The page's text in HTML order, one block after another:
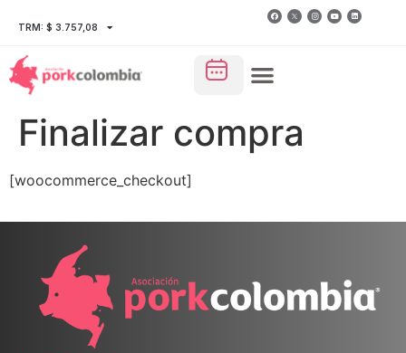
TRM: $ 3.757,08
Finalizar compra
[woocommerce_checkout]